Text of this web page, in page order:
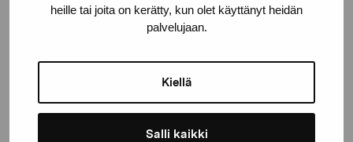
heille tai joita on kerätty, kun olet käyttänyt heidän
palvelujaan.
Kiellä
Salli kaikki